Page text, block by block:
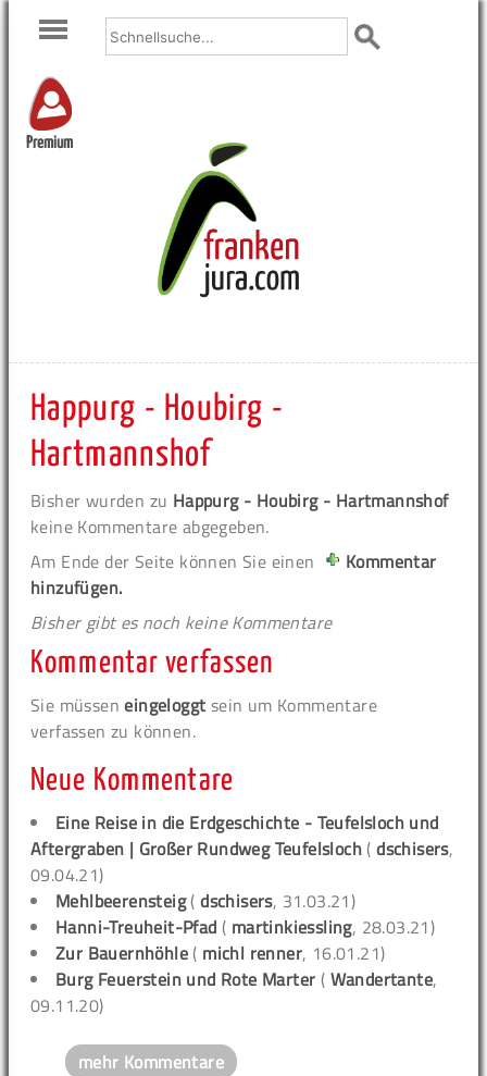
Premium
Happurg - Houbirg -
Hartmannshof
Bisher wurden zu Happurg - Houbirg - Hartmannshof
keine Kommentare abgegeben.
Am Ende der Seite können Sie einen
Kommentar
hinzufügen.
Bisher gibt es noch keine Kommentare
Kommentar verfassen
Sie müsseneingeloggt sein um Kommentare
verfassen zu können.
Neue Kommentare
Eine Reise in die Erdgeschichte - Teufelsloch und
Aftergraben | Großer Rundweg Teufelsloch (dschisers,
09.04.21)
Mehlbeerensteig(dschisers, 31.03.21)
Hanni-Treuheit-Pfad ( martinkiessling, 28.03.21)
Zur Bauernhöhle ( michl renner, 16.01.21)
Burg Feuerstein und Rote Marter ( Wandertante,
09.11.20)
mehr Kommentare